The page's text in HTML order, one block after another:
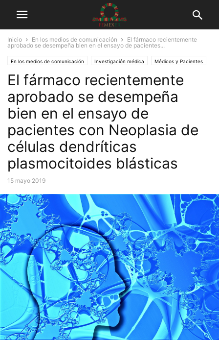
Inicio En los medios de comunicación
El fármaco recientemente
aprobado se desempeña bien en el ensayo de pacientes...
En los medios de comunicación Investigación médica Médicos y Pacientes
Tuits
El fármaco recientemente
aprobado se desempeña
bien en el ensayo de
pacientes con Neoplasia de
células dendríticas
plasmocitoides blásticas
15 mayo 2019